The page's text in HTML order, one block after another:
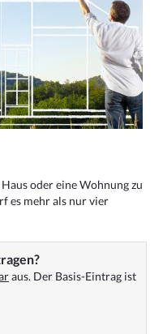
oder eine Wohnung zu
es mehr als nur vier
aus. Der Basis-Eintrag ist